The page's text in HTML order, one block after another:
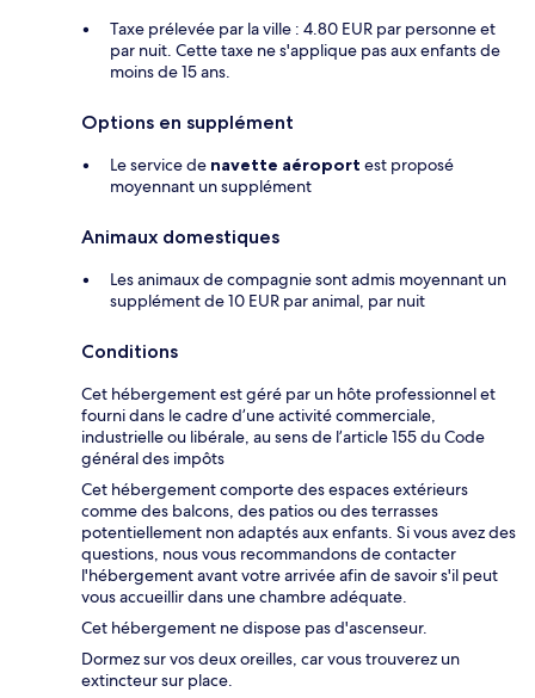
Taxe prélevée par la ville : 4.80 EUR par personne et
par nuit. Cette taxe ne s'applique pas aux enfants de
moins de 15 ans.
Options en supplément
Le service de navette aéroport est proposé
moyennant un supplément
Animaux domestiques
Les animaux de compagnie sont admis moyennant un
supplément de 10 EUR par animal, par nuit
Conditions
Cet hébergement est géré par un hôte professionnel et
fourni dans le cadre d’une activité commerciale,
industrielle ou libérale, au sens de l’article 155 du Code
général des impôts
Cet hébergement comporte des espaces extérieurs
comme des balcons, des patios ou des terrasses
potentiellement non adaptés aux enfants. Si vous avez des
questions, nous vous recommandons de contacter
l'hébergement avant votre arrivée afin de savoir s'il peut
vous accueillir dans une chambre adéquate.
Cet hébergement ne dispose pas d'ascenseur.
Dormez sur vos deux oreilles, car vous trouverez un
extincteur sur place.